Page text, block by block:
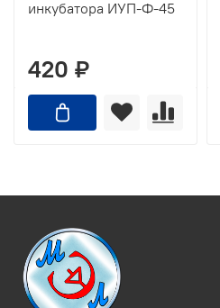
инкубатора ИУП-Ф-45
420 ₽